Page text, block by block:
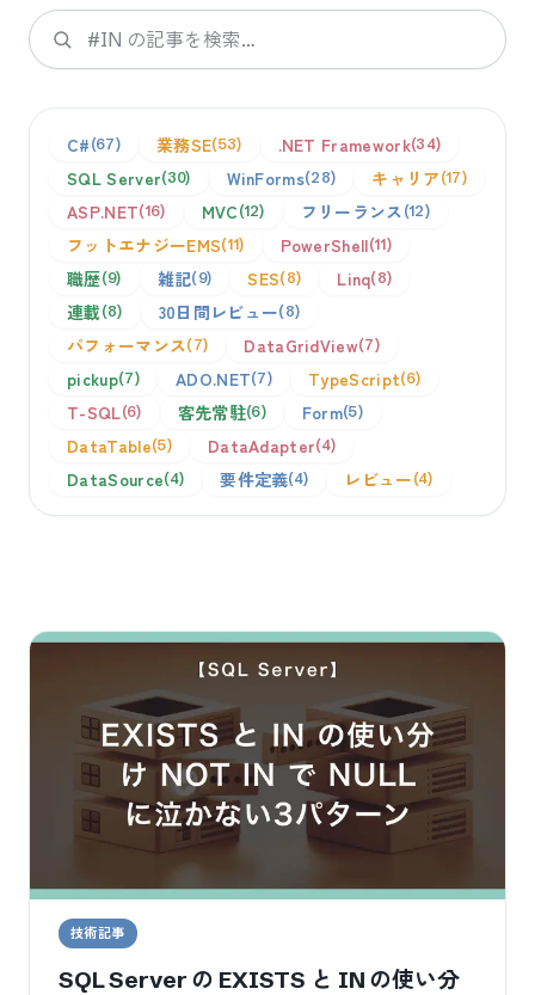
検索
C# 67 業務SE 53 .NET Framework 34
SQL Server 30 WinForms 28 キャリア 17
ASP.NET 16 MVC 12 フリーランス 12
フットエナジーEMS 11 PowerShell 11
職歴 9 雑記 9 SES 8 Linq 8
連載 8 30日間レビュー 8
パフォーマンス 7 DataGridView 7
pickup 7 ADO.NET 7 TypeScript 6
T-SQL 6 客先常駐 6 Form 5
DataTable 5 DataAdapter 4
DataSource 4 要件定義 4 レビュー 4
技術記事
SQL Server の EXISTS と IN の使い分